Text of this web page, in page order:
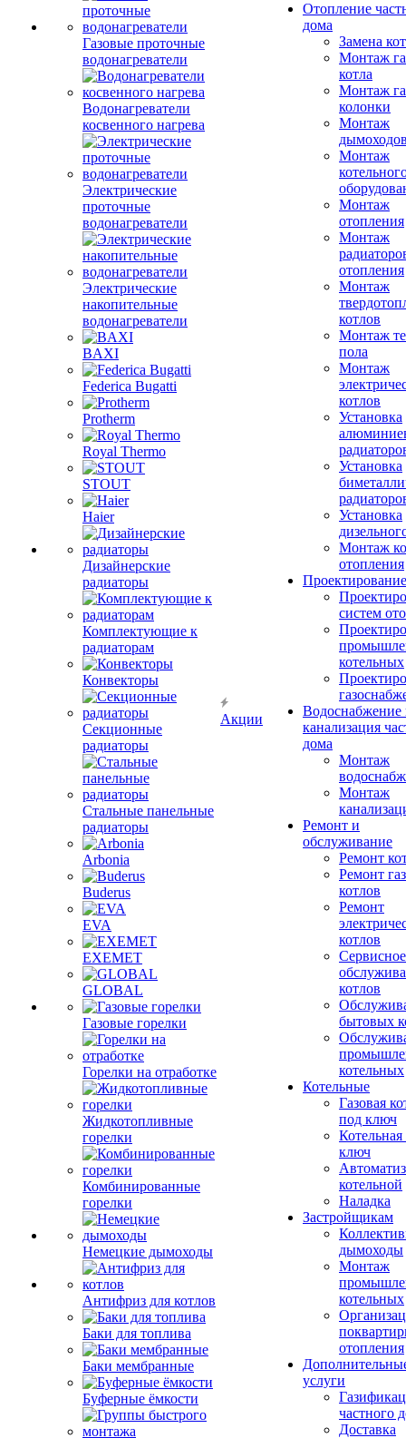
Газовые проточные
водонагреватели
Водонагреватели
косвенного нагрева
Электрические
проточные
водонагреватели
Электрические
накопительные
водонагреватели
BAXI
Federica Bugatti
Protherm
Royal Thermo
STOUT
Haier
Дизайнерские
радиаторы
Комплектующие к
радиаторам
Конвекторы
Секционные
радиаторы
Стальные панельные
радиаторы
Arbonia
Buderus
EVA
EXEMET
GLOBAL
Газовые горелки
Горелки на отработке
Жидкотопливные
горелки
Комбинированные
горелки
Немецкие дымоходы
Антифриз для котлов
Баки для топлива
Баки мембранные
Буферные ёмкости
Акции
Отопление
дома
Замена
Монтаж
котла
Монтаж
колонки
Монтаж
Монтаж
Монтаж
отопления
Монтаж
отопления
Монтаж
котлов
Монтаж
пола
Монтаж
котлов
Установка
Установка
Установка
Монтаж
отопления
Проектирование
систем
котельных
Водоснабжение
канализация
дома
Монтаж
Монтаж
Ремонт и
обслуживание
Ремонт
Ремонт
котлов
Ремонт
котлов
Сервисное
котлов
бытовых
котельных
Котельные
Газовая
под ключ
ключ
котельной
Наладка
Застройщикам
дымоходы
Монтаж
котельных
отопления
услуги
частного
Доставка